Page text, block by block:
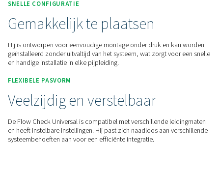
Flow Control Universeel
REALTIME INZICHTEN
Nauwkeurige flowmeting
De Flow Check Universal levert onmiddellijke gegevens
gasstroom, zodat u het verbruik kunt volgen en de
optimaliseren met nauwkeurige, realtime bewaking.